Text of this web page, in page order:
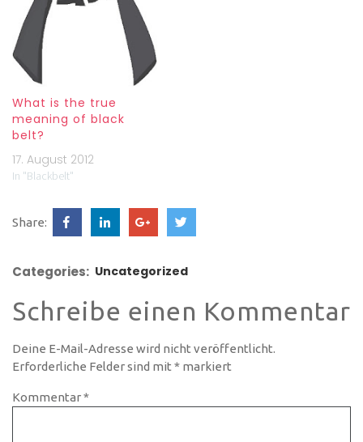
What is the true
meaning of black
belt?
17. August 2012
In "Blackbelt"
Share:
Categories: Uncategorized
Schreibe einen Kommentar
Deine E-Mail-Adresse wird nicht veröffentlicht.
Erforderliche Felder sind mit * markiert
Kommentar*